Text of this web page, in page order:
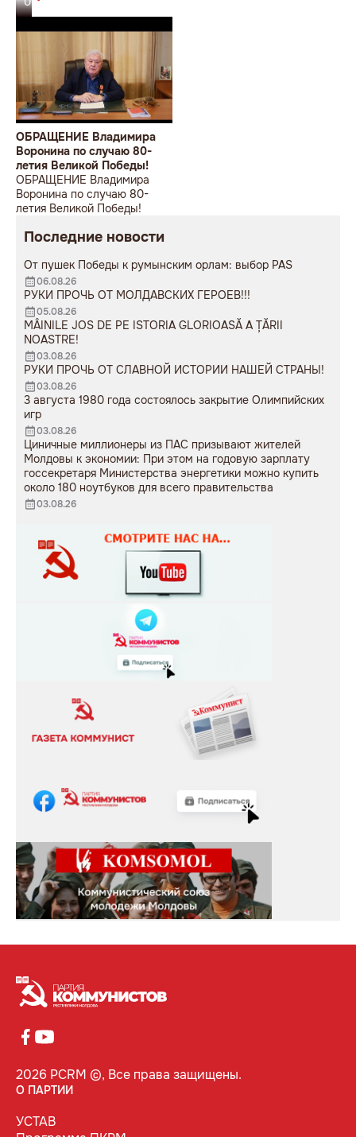
ОБРАЩЕНИЕ Владимира
Воронина по случаю 80-
летия Великой Победы!
ОБРАЩЕНИЕ Владимира
Воронина по случаю 80-
летия Великой Победы!
Последние новости
От пушек Победы к румынским орлам: выбор PAS
06.08.26
РУКИ ПРОЧЬ ОТ МОЛДАВСКИХ ГЕРОЕВ!!!
05.08.26
MÂINILE JOS DE PE ISTORIA GLORIOASĂ A ȚĂRII
NOASTRE!
03.08.26
РУКИ ПРОЧЬ ОТ СЛАВНОЙ ИСТОРИИ НАШЕЙ СТРАНЫ!
03.08.26
3 августа 1980 года состоялось закрытие Олимпийских
игр
03.08.26
Циничные миллионеры из ПАС призывают жителей
Молдовы к экономии: При этом на годовую зарплату
госсекретаря Министерства энергетики можно купить
около 180 ноутбуков для всего правительства
03.08.26
2026 PCRM ©, Все права защищены.
О ПАРТИИ
УСТАВ